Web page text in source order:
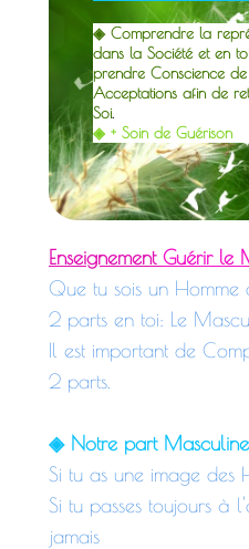
◈ Comprendre la
dans la Société et en
prendre Conscience de
Acceptations afin de
Soi.
◈ + Soin de Guérison
Enseignement Guérir le
Que tu sois un Homme
2 parts en toi: Le
Il est important de
2 parts.
◈ Notre part
Si tu as une image des
Si tu passes toujours à
jamais